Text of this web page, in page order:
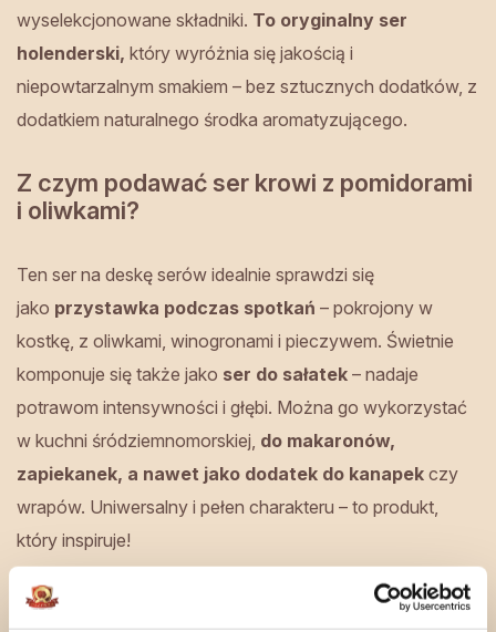
wyselekcjonowane składniki. To oryginalny ser
holenderski, który wyróżnia się jakością i
niepowtarzalnym smakiem – bez sztucznych dodatków, z
dodatkiem naturalnego środka aromatyzującego.
Z czym podawać ser krowi z pomidorami
i oliwkami?
Ten ser na deskę serów idealnie sprawdzi się
jako przystawka podczas spotkań – pokrojony w
kostkę, z oliwkami, winogronami i pieczywem. Świetnie
komponuje się także jako ser do sałatek – nadaje
potrawom intensywności i głębi. Można go wykorzystać
w kuchni śródziemnomorskiej, do makaronów,
zapiekanek, a nawet jako dodatek do kanapek czy
wrapów. Uniwersalny i pełen charakteru – to produkt,
który inspiruje!
Wyjątkowe połączenie smaków –